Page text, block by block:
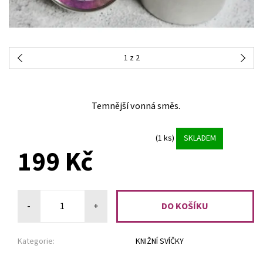
1 z 2
Temnější vonná směs.
(1 ks) SKLADEM
199 Kč
- +
Kategorie: KNIŽNÍ SVÍČKY